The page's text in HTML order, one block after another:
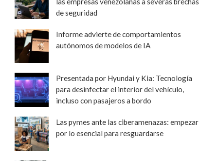
de seguridad
Informe advierte de comportamientos
autónomos de modelos de IA
Presentada por Hyundai y Kia: Tecnología
para desinfectar el interior del vehículo,
incluso con pasajeros a bordo
Las pymes ante las ciberamenazas: empezar
por lo esencial para resguardarse